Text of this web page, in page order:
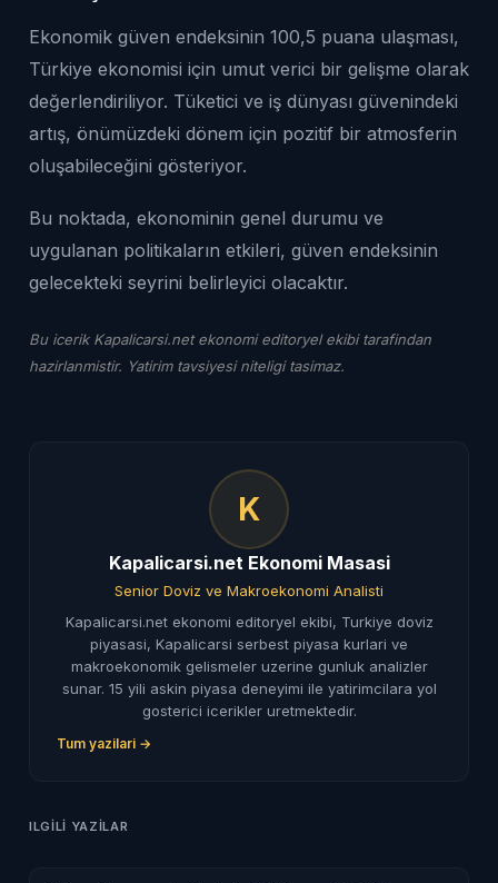
Ekonomik güven endeksinin 100,5 puana ulaşması,
Türkiye ekonomisi için umut verici bir gelişme olarak
değerlendiriliyor. Tüketici ve iş dünyası güvenindeki
artış, önümüzdeki dönem için pozitif bir atmosferin
oluşabileceğini gösteriyor.
Bu noktada, ekonominin genel durumu ve
uygulanan politikaların etkileri, güven endeksinin
gelecekteki seyrini belirleyici olacaktır.
Bu icerik Kapalicarsi.net ekonomi editoryel ekibi tarafindan
hazirlanmistir. Yatirim tavsiyesi niteligi tasimaz.
K
Kapalicarsi.net Ekonomi Masasi
Senior Doviz ve Makroekonomi Analisti
Kapalicarsi.net ekonomi editoryel ekibi, Turkiye doviz
piyasasi, Kapalicarsi serbest piyasa kurlari ve
makroekonomik gelismeler uzerine gunluk analizler
sunar. 15 yili askin piyasa deneyimi ile yatirimcilara yol
gosterici icerikler uretmektedir.
Tum yazilari →
ILGILI YAZILAR